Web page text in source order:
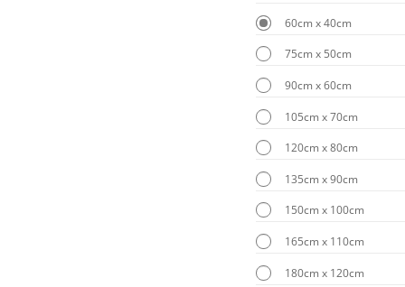
60cm x 40cm
75cm x 50cm
90cm x 60cm
105cm x 70cm
120cm x 80cm
135cm x 90cm
150cm x 100cm
165cm x 110cm
180cm x 120cm